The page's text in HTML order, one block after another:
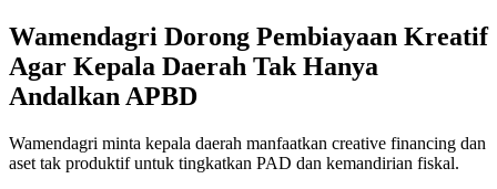
Wamendagri Dorong Pembiayaan Kreatif
Agar Kepala Daerah Tak Hanya
Andalkan APBD
Wamendagri minta kepala daerah manfaatkan creative financing dan
aset tak produktif untuk tingkatkan PAD dan kemandirian fiskal.